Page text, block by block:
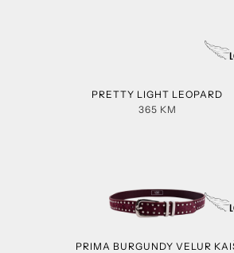
PRETTY LIGHT LEOPARD
365 KM
PRIMA BURGUNDY VELUR